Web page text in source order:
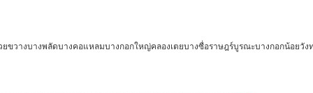
ขวางบางพลัดบางคอแหลมบางกอกใหญ่คลองเตยบางซื่อราษฎร์บูรณะบางกอกน้อยวัง